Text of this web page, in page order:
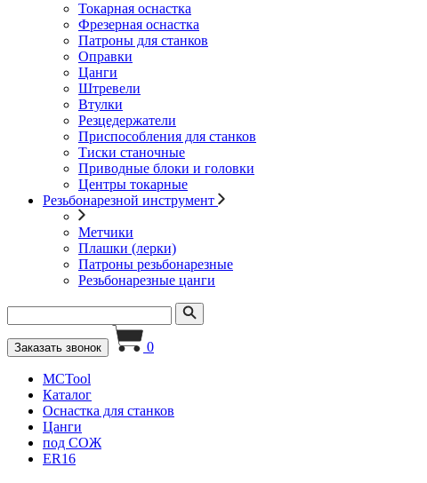
Токарная оснастка
Фрезерная оснастка
Патроны для станков
Оправки
Цанги
Штревели
Втулки
Резцедержатели
Приспособления для станков
Тиски станочные
Приводные блоки и головки
Центры токарные
Резьбонарезной инструмент
Метчики
Плашки (лерки)
Патроны резьбонарезные
Резьбонарезные цанги
Заказать звонок 0
MCTool
Каталог
Оснастка для станков
Цанги
под СОЖ
ER16